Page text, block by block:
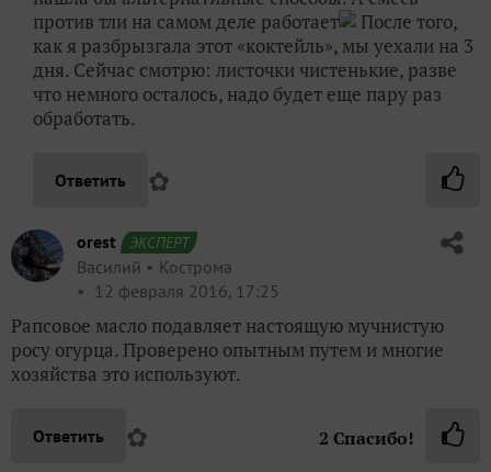
против тли на самом деле работает
После того,
как я разбрызгала этот «коктейль», мы уехали на 3
дня. Сейчас смотрю: листочки чистенькие, разве
что немного осталось, надо будет еще пару раз
обработать.
Ответить ✿
orest ЭКСПЕРТ
Василий
Кострома
12 февраля 2016, 17:25
Рапсовое масло подавляет настоящую мучнистую
росу огурца. Проверено опытным путем и многие
хозяйства это используют.
Ответить ✿ 2 Спасибо!